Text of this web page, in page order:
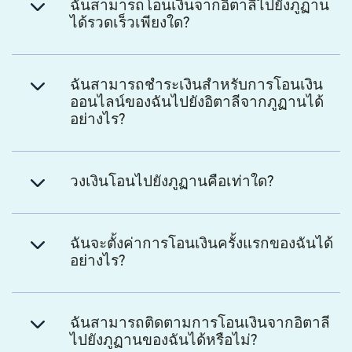
ฉันสามารถโอนเงินจากอิตาลีไปยังภูฏาน
ได้รวดเร็วเพียงใด?
ฉันสามารถชำระเงินสำหรับการโอนเงิน
ออนไลน์ของฉันไปยังอิตาลีจากภูฏานได้
อย่างไร?
วงเงินโอนไปยังภูฏานคือเท่าใด?
ฉันจะตั้งค่าการโอนเงินครั้งแรกของฉันได้
อย่างไร?
ฉันสามารถติดตามการโอนเงินจากอิตาลี
ไปยังภูฏานของฉันได้หรือไม่?